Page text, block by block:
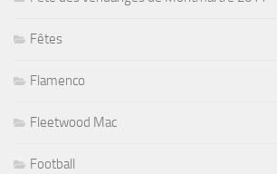
Fêtes
Flamenco
Fleetwood Mac
Football